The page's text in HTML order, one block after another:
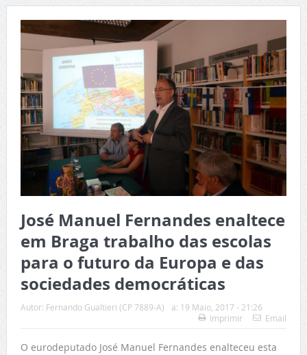
José Manuel Fernandes enaltece
em Braga trabalho das escolas
para o futuro da Europa e das
sociedades democráticas
Autor: Fernando Gualtieri (CP 7889-A) a: 19 Maio, 2017 - 21:26
Imprimir
Email
O eurodeputado José Manuel Fernandes enalteceu esta